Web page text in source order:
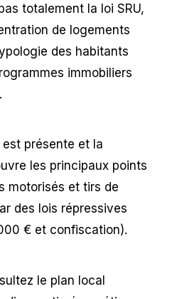
totalement la loi SRU,
de logements
des habitants
immobiliers
présente et la
les principaux points
motorisés et tirs de
des lois répressives
€ et confiscation).
le plan local